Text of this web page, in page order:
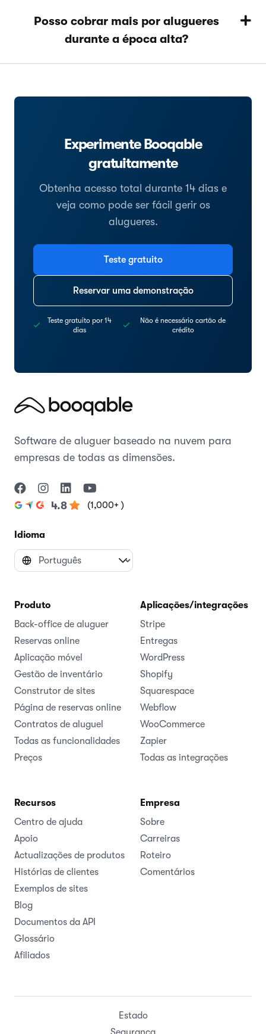
Posso cobrar mais por alugueres
durante a época alta?
Experimente Booqable
gratuitamente
Obtenha acesso total durante 14 dias e
veja como pode ser fácil gerir os
alugueres.
Teste gratuito
Reservar uma demonstração
Teste gratuito por 14
dias
Não é necessário cartão de
crédito
Software de aluguer baseado na nuvem para
empresas de todas as dimensões.
4.8 (1,000+ )
Idioma
Produto
Back-office de aluguer
Reservas online
Aplicação móvel
Gestão de inventário
Construtor de sites
Página de reservas online
Contratos de aluguel
Todas as funcionalidades
Preços
Aplicações/integrações
Stripe
Entregas
WordPress
Shopify
Squarespace
Webflow
WooCommerce
Zapier
Todas as integrações
Recursos
Centro de ajuda
Apoio
Actualizações de produtos
Histórias de clientes
Exemplos de sites
Blog
Documentos da API
Glossário
Afiliados
Empresa
Sobre
Carreiras
Roteiro
Comentários
Estado